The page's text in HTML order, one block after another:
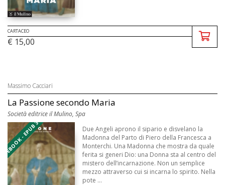
CARTACEO
€ 15,00
Massimo Cacciari
La Passione secondo Maria
Società editrice il Mulino, Spa
EBOOK - EPUB 3
Due Angeli aprono il sipario e disvelano la
Madonna del Parto di Piero della Francesca a
Monterchi. Una Madonna che mostra da quale
ferita si generi Dio: una Donna sta al centro del
mistero dell’incarnazione. Non un semplice
mezzo attraverso cui si incarna lo spirito. Nella
pote ...